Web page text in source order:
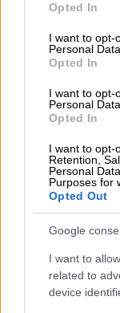
use your data for
consent section.
Opted In
I want to opt-
Personal Data.
Opted In
I want to opt-
Personal
Opted In
I want to opt-
Retention,
Personal
Purposes for
Opted Out
Google
I want to
related to
device
Ποσέ – Τι
πρωινό ή
Κόσμος|
Ρωσία:
Ελλάδα|
Στο
μέτρα ο